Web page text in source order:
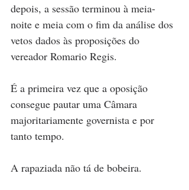
depois, a sessão terminou à meia-
noite e meia com o fim da análise dos
vetos dados às proposições do
vereador Romario Regis.
É a primeira vez que a oposição
consegue pautar uma Câmara
majoritariamente governista e por
tanto tempo.
A rapaziada não tá de bobeira.